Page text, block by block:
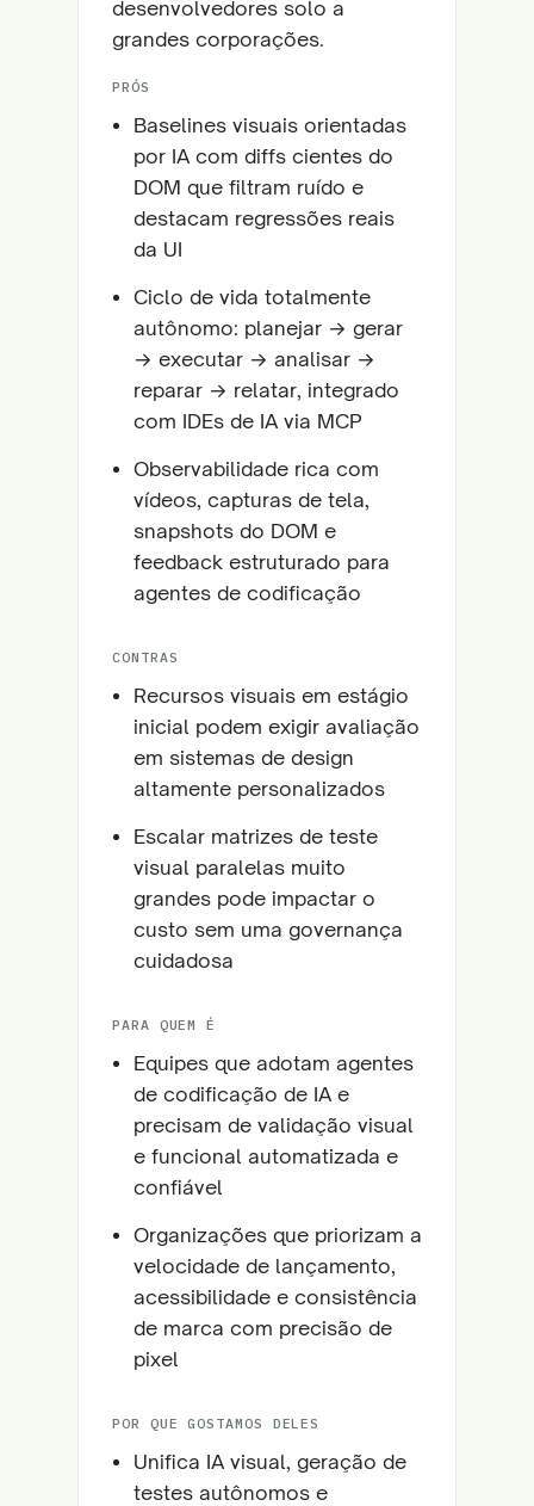
desenvolvedores solo a
grandes corporações.
PRÓS
Baselines visuais orientadas
por IA com diffs cientes do
DOM que filtram ruído e
destacam regressões reais
da UI
Ciclo de vida totalmente
autônomo: planejar → gerar
→ executar → analisar →
reparar → relatar, integrado
com IDEs de IA via MCP
Observabilidade rica com
vídeos, capturas de tela,
snapshots do DOM e
feedback estruturado para
agentes de codificação
CONTRAS
Recursos visuais em estágio
inicial podem exigir avaliação
em sistemas de design
altamente personalizados
Escalar matrizes de teste
visual paralelas muito
grandes pode impactar o
custo sem uma governança
cuidadosa
PARA QUEM É
Equipes que adotam agentes
de codificação de IA e
precisam de validação visual
e funcional automatizada e
confiável
Organizações que priorizam a
velocidade de lançamento,
acessibilidade e consistência
de marca com precisão de
pixel
POR QUE GOSTAMOS DELES
Unifica IA visual, geração de
testes autônomos e